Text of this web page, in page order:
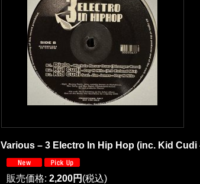
Various – 3 Electro In Hip Hop (inc. Kid Cudi
販売価格: 2,200円 (税込)